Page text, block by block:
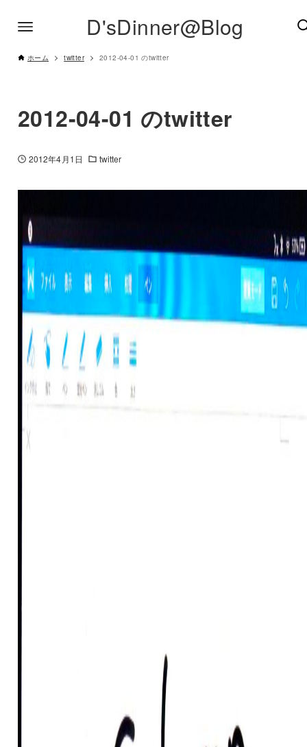
D'sDinner@Blog
ホーム twitter 2012-04-01 のtwitter
2012-04-01 のtwitter
2012年4月1日 twitter